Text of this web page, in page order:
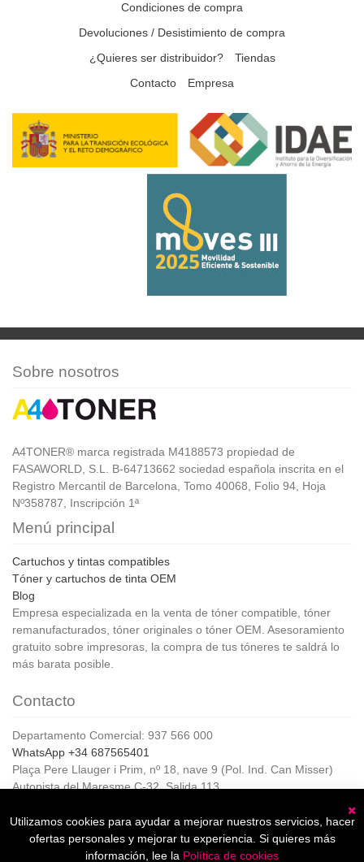
Condiciones de compra
Devoluciones / Desistimiento de compra
¿Quieres ser distribuidor?
Tiendas
Contacto
Empresa
Sobre nosotros
A4TONER® marca registrada M4188573 propiedad de
FASAWORLD, S.L. B-64713662 sociedad española inscrita en el
Registro Mercantil de Barcelona, Tomo 40068, Folio 94, Hoja
Nº358787, Inscripción 1ª
Menú principal
Cartuchos y tintas compatibles
Tóner y cartuchos de tinta OEM
Blog
Empresa especializada en la venta de tóner compatible, tóner
remanufacturados, tóner originales o tóner OEM. Asesoramiento
gratuito sobre impresoras, la compra de tus tóneres te saldrá lo
más barata posible.
Contacto
Departamento Comercial: 937 566 000
WhatsApp +34 687565401
Plaça Pere Llauger i Prim, nº 18, nave 9 (Pol. Ind. Can Misser)
Autopista del Maresme C-32, Salida 113
Horario de Atención al cliente:
De lunes a jueves de 8:00 a 17:00,
Viernes de 8:00 a 15:00
Utilizamos cookies para ayudar a mejorar nuestros servicios, hacer
ofertas personales y mejorar tu experiencia. Si quieres más
información, lee la Política de cookies